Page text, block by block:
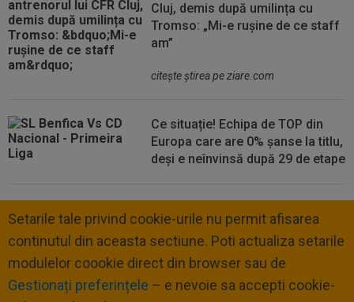
Cluj, demis după umilința cu
Tromso: „Mi-e rușine de ce staff
am”
citeşte ştirea pe ziare.com
Ce situație! Echipa de TOP din
Europa care are 0% șanse la titlu,
deși e neînvinsă după 29 de etape
Setarile tale privind cookie-urile nu permit afisarea
continutul din aceasta sectiune. Poti actualiza setarile
modulelor coookie direct din browser sau de
Gestionați preferințele – e nevoie sa accepti cookie-